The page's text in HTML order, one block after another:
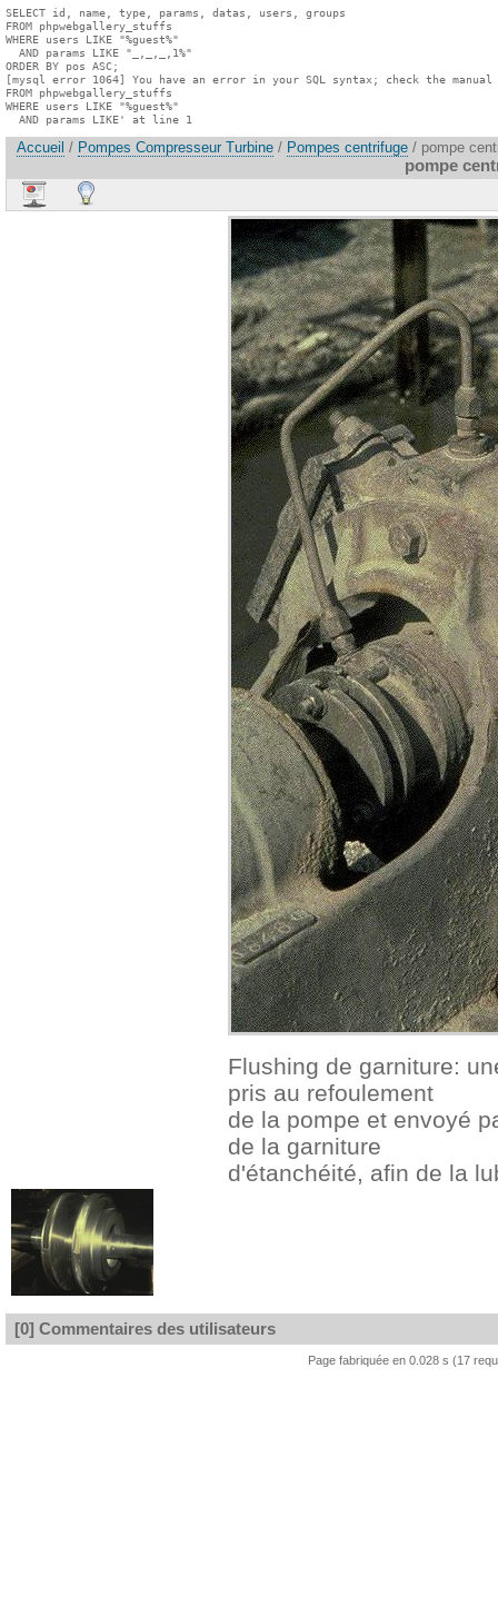
SELECT id, name, type, params, datas, users, groups
FROM phpwebgallery_stuffs
WHERE users LIKE "%guest%"
  AND params LIKE "_,_,_,1%"
ORDER BY pos ASC;
[mysql error 1064] You have an error in your SQL syntax; check the
FROM phpwebgallery_stuffs
WHERE users LIKE "%guest%"
  AND params LIKE' at line 1
Accueil / Pompes Compresseur Turbine / Pompes centrifuge / pompe
pompe
Flushing de garniture:
pris au refoulement
de la pompe et envoyé
de la garniture
d'étanchéité, afin de la
[0] Commentaires des utilisateurs
Page fabriquée en 0.028 s (17